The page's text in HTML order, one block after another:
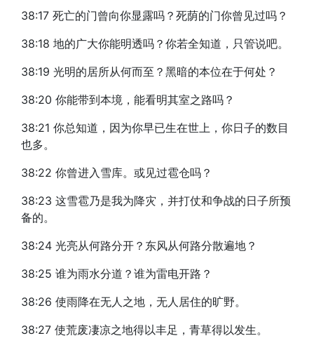
38:17 死亡的门曾向你显露吗？死荫的门你曾见过吗？
38:18 地的广大你能明透吗？你若全知道，只管说吧。
38:19 光明的居所从何而至？黑暗的本位在于何处？
38:20 你能带到本境，能看明其室之路吗？
38:21 你总知道，因为你早已生在世上，你日子的数目
也多。
38:22 你曾进入雪库。或见过雹仓吗？
38:23 这雪雹乃是我为降灾，并打仗和争战的日子所预
备的。
38:24 光亮从何路分开？东风从何路分散遍地？
38:25 谁为雨水分道？谁为雷电开路？
38:26 使雨降在无人之地，无人居住的旷野。
38:27 使荒废凄凉之地得以丰足，青草得以发生。